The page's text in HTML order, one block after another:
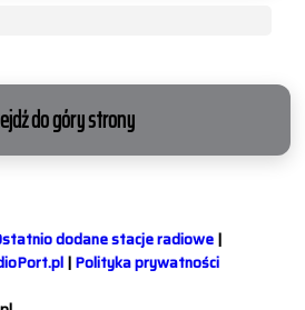
do góry strony
dodane stacje radiowe|
|Polityka prywatności